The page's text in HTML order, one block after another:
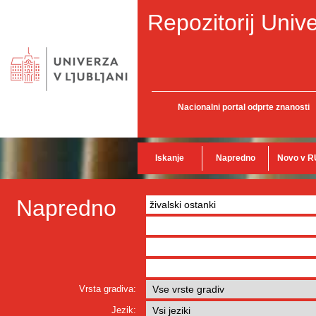
Repozitorij
Nacionalni portal odprte znanosti
Iskanje Napredno Novo v
Napredno
Vrsta gradiva:
Jezik: